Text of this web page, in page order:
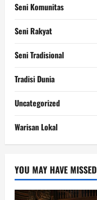
Seni Komunitas
Seni Rakyat
Seni Tradisional
Tradisi Dunia
Uncategorized
Warisan Lokal
YOU MAY HAVE MISSED